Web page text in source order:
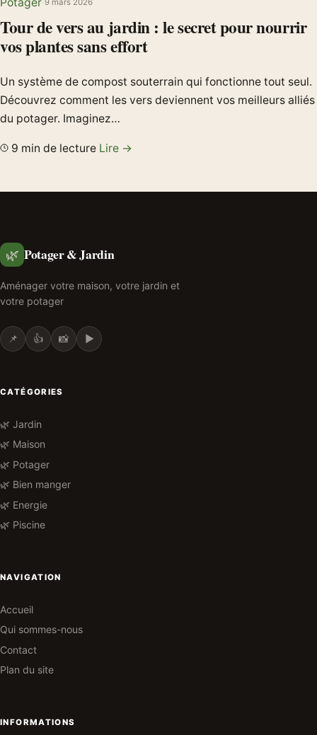
9 mars 2026
Tour de vers au jardin : le secret pour nourrir
vos plantes sans effort
Un système de compost souterrain qui fonctionne tout seul.
Découvrez comment les vers deviennent vos meilleurs alliés
du potager. Imaginez…
9 min de lecture Lire →
🌿 Potager & Jardin
Aménager votre maison, votre jardin et
votre potager
📌 👍 📸 ▶️
CATÉGORIES
🌿 Jardin
🌿 Maison
🌿 Potager
🌿 Bien manger
🌿 Energie
🌿 Piscine
NAVIGATION
Accueil
Qui sommes-nous
Contact
Plan du site
INFORMATIONS